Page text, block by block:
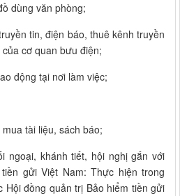
dùng văn phòng;
tin, điện báo, thuê kênh truyền
cơ quan bưu điện;
động tại nơi làm việc;
tài liệu, sách báo;
ngoại, khánh tiết, hội nghị gắn với
gửi Việt Nam: Thực hiện trong
Hội đồng quản trị Bảo hiểm tiền gửi